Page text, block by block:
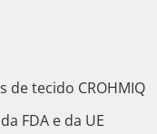
de tecido CROHMIQ
FDA e da UE